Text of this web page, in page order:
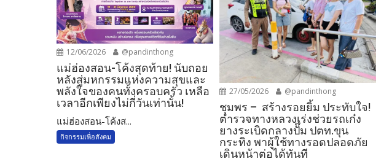
12/06/2026 @pandinthong
แม่ฮ่องสอน-โค้งสุดท้าย! นับถอย
หลังสู่มหกรรมแห่งความสุขและ
พลังใจของคนทั้งครอบครัว เหลือ
เวลาอีกเพียงไม่กี่วันเท่านั้น!
แม่ฮ่องสอน-โค้งส...
กิจกรรมเพื่อสังคม
27/05/2026 @pandinthong
ชุมพร – สร้างรอยยิ้ม ประทับใจ!
ตำรวจทางหลวงเร่งช่วยรถเก๋ง
ยางระเบิดกลางปั๊ม ปตท.ขุน
กระทิง พาผู้ใช้ทางรอดปลอดภัย
เดินหน้าต่อได้ทันที